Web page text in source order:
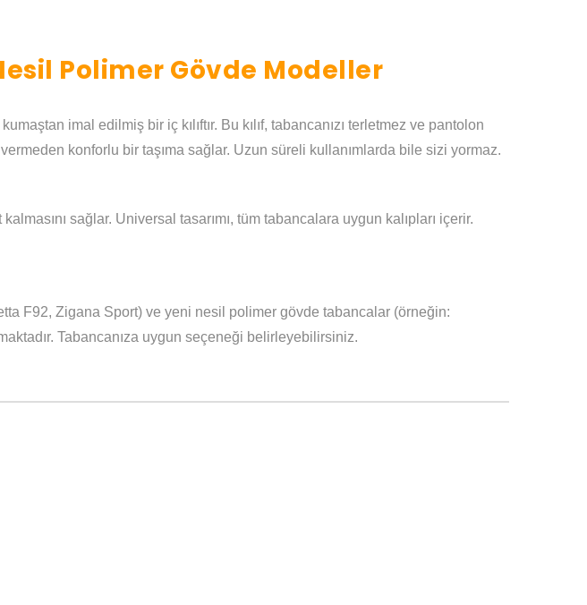
Polimer Gövde Modeller
imal edilmiş bir iç kılıftır. Bu kılıf, tabancanızı terletmez ve pantolon
konforlu bir taşıma sağlar. Uzun süreli kullanımlarda bile sizi yormaz.
sağlar. Universal tasarımı, tüm tabancalara uygun kalıpları içerir.
F92, Zigana Sport) ve yeni nesil polimer gövde tabancalar (örneğin:
Tabancanıza uygun seçeneği belirleyebilirsiniz.